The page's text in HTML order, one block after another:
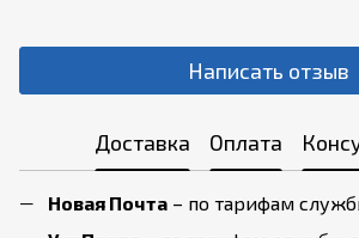
Написать отзыв
Доставка Оплата
Новая Почта – по тарифам